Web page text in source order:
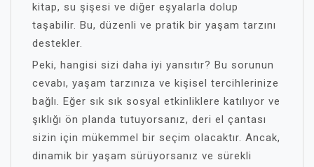
kitap, su şişesi ve diğer eşyalarla dolup
taşabilir. Bu, düzenli ve pratik bir yaşam tarzını
destekler.
Peki, hangisi sizi daha iyi yansıtır? Bu sorunun
cevabı, yaşam tarzınıza ve kişisel tercihlerinize
bağlı. Eğer sık sık sosyal etkinliklere katılıyor ve
şıklığı ön planda tutuyorsanız, deri el çantası
sizin için mükemmel bir seçim olacaktır. Ancak,
dinamik bir yaşam sürüyorsanız ve sürekli